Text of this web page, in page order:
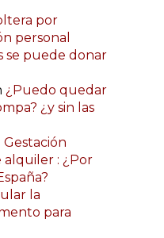
por
personal
se puede donar
¿Puedo quedar
¿y sin las
Gestación
: ¿Por
la
para